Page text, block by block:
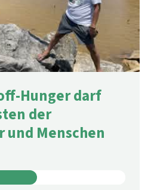
Hunger darf
der
und Menschen